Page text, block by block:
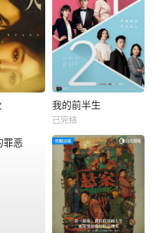
我的前半生
已完结